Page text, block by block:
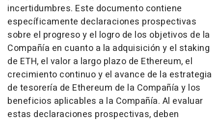
incertidumbres. Este documento contiene
específicamente declaraciones prospectivas
sobre el progreso y el logro de los objetivos de la
Compañía en cuanto a la adquisición y el staking
de ETH, el valor a largo plazo de Ethereum, el
crecimiento continuo y el avance de la estrategia
de tesorería de Ethereum de la Compañía y los
beneficios aplicables a la Compañía. Al evaluar
estas declaraciones prospectivas, deben